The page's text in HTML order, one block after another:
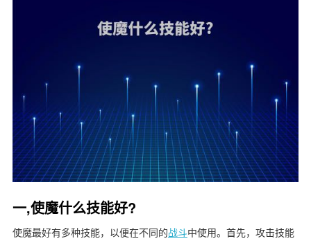
一,使魔什么技能好?
使魔最好有多种技能，以便在不同的战斗中使用。首先，攻击技能